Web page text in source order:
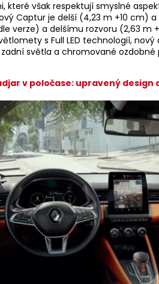
které však respektují smyslné
Captur je delší (4,23 m +10 cm)
verze) a delšímu rozvoru (2,63 m
s Full LED technologií,
světla a chromované
v poločase: upravený design